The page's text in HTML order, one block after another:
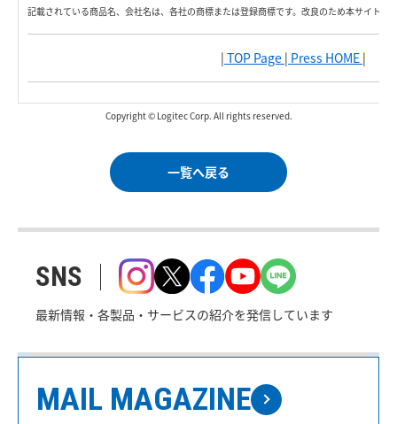
記載されている商品名、会社名は、各社の商標または登録商標です。改良のため本サイト内
| TOP Page | Press HOME |
Copyright © Logitec Corp. All rights reserved.
一覧へ戻る
SNS
最新情報・各製品・サービスの紹介を発信しています
MAIL MAGAZINE